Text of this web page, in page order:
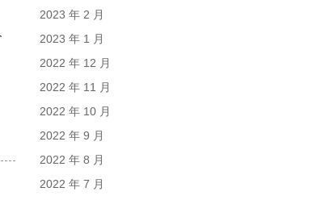
2023 年 2 月
2023 年 1 月
2022 年 12 月
2022 年 11 月
2022 年 10 月
2022 年 9 月
2022 年 8 月
2022 年 7 月